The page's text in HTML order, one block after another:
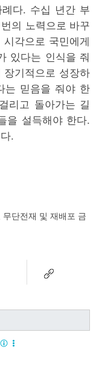
다. 수십 년간 부
의 노력으로 바꾸
각으로 국민에게
있다는 인식을 줘
기적으로 성장하
는 믿음을 줘야 한
리고 돌아가는 길
을 설득해야 한다.
.
단전재 및 재배포 금